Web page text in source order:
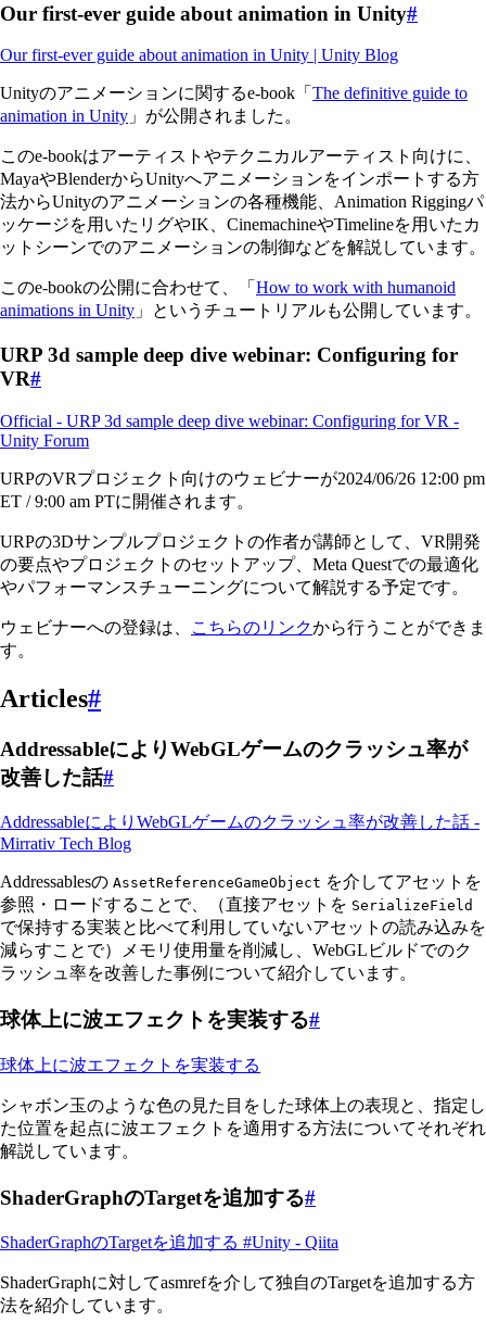
Our first-ever guide about animation in Unity#
Our first-ever guide about animation in Unity | Unity Blog
Unityのアニメーションに関するe-book「 The definitive guide to
animation in Unity 」が公開されました。
このe-bookはアーティストやテクニカルアーティスト向けに、
MayaやBlenderからUnityへアニメーションをインポートする方
法からUnityのアニメーションの各種機能、Animation Riggingパ
ッケージを用いたリグやIK、CinemachineやTimelineを用いたカ
ットシーンでのアニメーションの制御などを解説しています。
このe-bookの公開に合わせて、「 How to work with humanoid
animations in Unity 」というチュートリアルも公開しています。
URP 3d sample deep dive webinar: Configuring for
VR#
Official - URP 3d sample deep dive webinar: Configuring for VR -
Unity Forum
URPのVRプロジェクト向けのウェビナーが2024/06/26 12:00 pm
ET / 9:00 am PTに開催されます。
URPの3Dサンプルプロジェクトの作者が講師として、VR開発
の要点やプロジェクトのセットアップ、Meta Questでの最適化
やパフォーマンスチューニングについて解説する予定です。
ウェビナーへの登録は、 こちらのリンクから行うことができま
す。
Articles#
AddressableによりWebGLゲームのクラッシュ率が
改善した話#
AddressableによりWebGLゲームのクラッシュ率が改善した話 -
Mirrativ Tech Blog
Addressablesの AssetReferenceGameObject を介してアセットを
参照・ロードすることで、（直接アセットを SerializeField
で保持する実装と比べて利用していないアセットの読み込みを
減らすことで）メモリ使用量を削減し、WebGLビルドでのク
ラッシュ率を改善した事例について紹介しています。
球体上に波エフェクトを実装する#
球体上に波エフェクトを実装する
シャボン玉のような色の見た目をした球体上の表現と、指定し
た位置を起点に波エフェクトを適用する方法についてそれぞれ
解説しています。
ShaderGraphのTargetを追加する#
ShaderGraphのTargetを追加する #Unity - Qiita
ShaderGraphに対してasmrefを介して独自のTargetを追加する方
法を紹介しています。